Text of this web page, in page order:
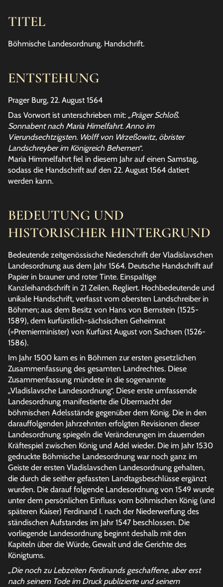
TITEL
Böhmische Landesordnung. Handschrift.
ENTSTEHUNG
Prager Burg, 22. August 1564
Das Vorwort ist unterschrieben mit: „Präger Schloß.
Sonnabent nach Maria Himelfahrt. Anno im
Vierundsechtzigsten. Wolff von Wrzeßowitz, öbrister
Landschreyber im Königreich Behemen“.
Maria Himmelfahrt fiel in diesem Jahr auf einen Samstag,
sodass die Handschrift auf den 22. August 1564 datiert
werden kann.
BEDEUTUNG UND
HISTORISCHER HINTERGRUND
Bedeutende zeitgenössische Niederschrift der Vladislavschen
Landesordnung aus dem Jahr 1564. Deutsche Handschrift auf
Papier in brauner und roter Tinte. Einspaltige
Kanzleihandschrift in 21 Zeilen. Regliert. Hochbedeutende und
unikale Handschrift, verfasst vom obersten Landschreiber in
Böhmen; aus dem Besitz von Hans von Bernstein (1525-
1589), dem kurfürstlich-sächsischen Geheimrat
(=Premierminister) von Kurfürst August von Sachsen (1526-
1586).
Im Jahr 1500 kam es in Böhmen zur ersten gesetzlichen
Zusammenfassung des gesamten Landrechtes. Diese
Zusammenfassung mündete in die sogenannte
„Vladislavsche Landesordnung“. Diese erste umfassende
Landesordnung manifestierte die Übermacht der
böhmischen Adelsstände gegenüber dem König. Die in den
darauffolgenden Jahrzehnten erfolgten Revisionen dieser
Landesordnung spiegeln die Veränderungen im dauernden
Kräftespiel zwischen König und Adel wieder. Die im Jahr 1530
gedruckte Böhmische Landesordnung war noch ganz im
Geiste der ersten Vladislavschen Landesordnung gehalten,
die durch die seither gefassten Landtagsbeschlüsse ergänzt
wurden. Die darauf folgende Landesordnung von 1549 wurde
unter dem persönlichen Einfluss vom böhmischen König (und
späteren Kaiser) Ferdinand I. nach der Niederwerfung des
ständischen Aufstandes im Jahr 1547 beschlossen. Die
vorliegende Landesordnung beginnt deshalb mit den
Kapiteln über die Würde, Gewalt und die Gerichte des
Königtums.
„Die noch zu Lebzeiten Ferdinands geschaffene, aber erst
nach seinem Tode im Druck publizierte und seinem